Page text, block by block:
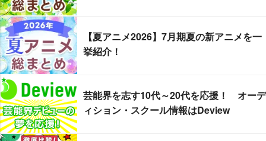
【夏アニメ2026】7月期夏の新アニメを一
挙紹介！
芸能界を志す10代～20代を応援！ オーデ
ィション・スクール情報はDeview